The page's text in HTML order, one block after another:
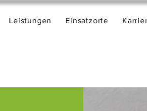
Leistungen Einsatzorte